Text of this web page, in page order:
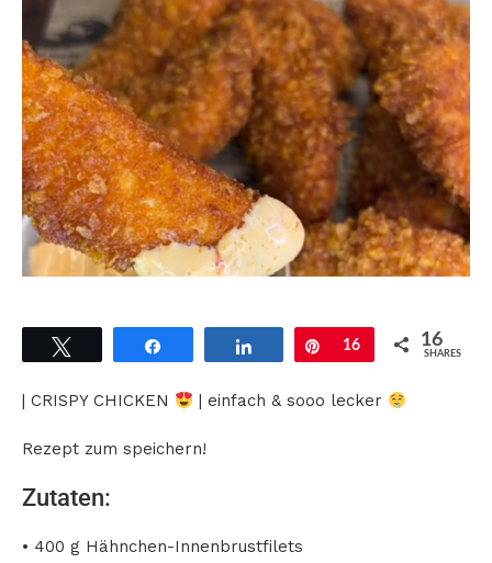
Pin
16 16
SHARES
| CRISPY CHICKEN | einfach & sooo lecker
Rezept zum speichern!
Zutaten:
• 400 g Hähnchen-Innenbrustfilets